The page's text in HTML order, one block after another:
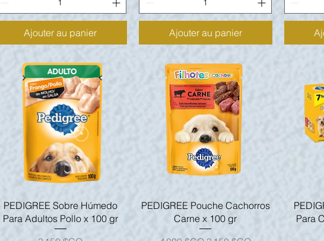
Ajouter au panier Ajouter au panier
Aperçu rapide
PEDIGREE Sobre Húmedo
Para Adultos Pollo x 100 gr
Aperçu rapide
PEDIGREE Pouche Cachorros
Carne x 100 gr
Para